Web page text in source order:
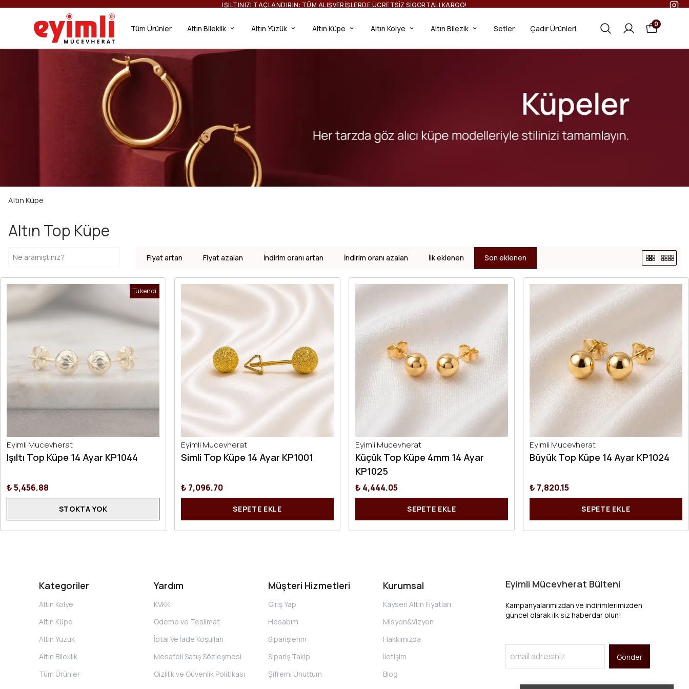
IŞILTINIZI TAÇLANDIRIN: TÜM ALIŞVERIŞLERDE ÜCRETSIZ SIGORTALI KARGO!
Tüm Ürünler Altın Bileklik Altın Yüzük Altın Küpe Altın Kolye Altın Bilezik Setler Çadır Ürünleri 0
Altın Küpe
Altın Top Küpe
Fiyat artan Fiyat azalan İndirim oranı artan İndirim oranı azalan İlk eklenen Son eklenen
Tükendi
Eyimli Mucevherat
Işıltı Top Küpe 14 Ayar KP1044
₺ 5,456.88
STOKTA YOK
Eyimli Mucevherat
Simli Top Küpe 14 Ayar KP1001
₺ 7,096.70
SEPETE EKLE
Eyimli Mucevherat
Küçük Top Küpe 4mm 14 Ayar
KP1025
₺ 4,444.05
SEPETE EKLE
Eyimli Mucevherat
Büyük Top Küpe 14 Ayar KP1024
₺ 7,820.15
SEPETE EKLE
Kategoriler
Altın Kolye
Altın Küpe
Altın Yüzük
Altın Bileklik
Tüm Ürünler
Yardım
KVKK
Ödeme ve Teslimat
İptal Ve İade Koşulları
Mesafeli Satış Sözleşmesi
Gizlilik ve Güvenlik Politikası
Müşteri Hizmetleri
Giriş Yap
Hesabım
Siparişlerim
Sipariş Takip
Şifremi Unuttum
Kurumsal
Kayseri Altın Fiyatları
Misyon&Vizyon
Hakkımızda
İletişim
Blog
Eyimli Mücevherat Bülteni
Kampanyalarımızdan ve indirimlerimizden
güncel olarak ilk siz haberdar olun!
Gönder